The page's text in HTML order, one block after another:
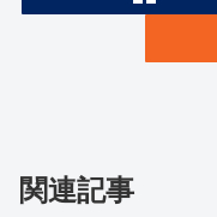
関連記事